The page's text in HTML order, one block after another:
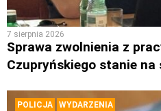
7 sierpnia 2026
Sprawa zwolnienia z
Czupryńskiego stanie
POLICJA WYDARZENIA